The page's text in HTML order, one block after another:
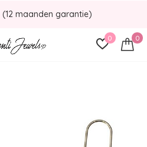
0 0
(12 maanden garantie)